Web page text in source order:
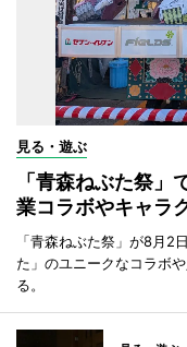
見る・遊ぶ
「青森ねぶた祭
業コラボやキャラ
「青森ねぶた祭」が8月2
た」のユニークなコラボ
る。